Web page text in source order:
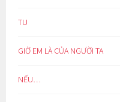
TU
GIỜ EM LÀ CỦA NGƯỜI TA
NẾU…